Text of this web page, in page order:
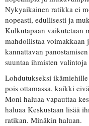
Nykyaikainen ratikka ei
nopeasti, edullisesti ja
Kulkutapaan vaikutetaan
mahdollistaa
kannattavan
suuntaa ihmisten
Lohdutukseksi
pois ottamassa, kaikki
Moni haluaa vapauttaa
haluaa Keskustaan lisää
ratikan. Minäkin haluan.